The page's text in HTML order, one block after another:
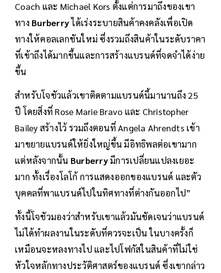
Burberryอย่างเป็นทางการ หลังจากที่เข้าเคยสร้าง
ความเปลี่ยนแปลงที่โดดเด่นให้กับแบรนด์ดังอย่าง
Coach และ Michael Kors ตั้งแต่การมาถึงของเขา
ทางBurberryได้เร่งระบายสินค้าคงคลังเพื่อเปิด
ทางให้คอลเลกชันใหม่ ซึ่งรวมถึงสินค้าในระดับราคา
ที่เข้าถึงได้มากขึ้นและการสร้างแบรนด์ที่จดจำได้ง่าย
ขึ้น
สำหรับโจชัวแล้วเขาติดตามแบรนด์นี้มานานถึง 25
ปี โดยสิ่งที่ Rose Marie Bravo และ Christopher
Bailey สร้างไว้ รวมถึงตอนที่ Angela Ahrendts เข้า
มาขยายแบรนด์ให้ยิ่งใหญ่ขึ้น มีอิทธิพลต่อเขามาก
แต่หลังจากนั้นBurberryมีการเปลี่ยนแปลงเยอะ
มาก ทั้งเรื่องโลโก้ การแสดงออกของแบรนด์ และตัว
บุคคลที่พาแบรนด์ไปในทิศทางที่ต่างกันออกไป”
ทั้งนี้โจชัวมองว่าสำหรับเขาแล้วมันชัดเจนว่าแบรนด์
ไม่ได้ทำผลงานในระดับที่ควรจะเป็น ในบางครั้งก็